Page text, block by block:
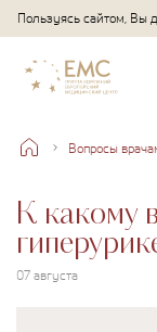
Пользуясь сайтом, Вы
Вопросы
К какому
07 августа